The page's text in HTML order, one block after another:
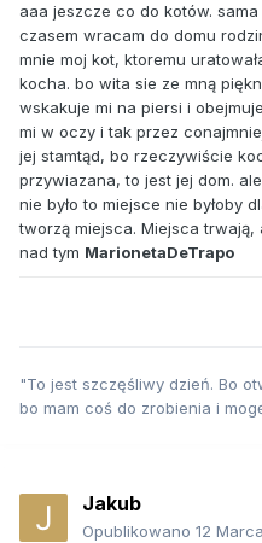
aaa jeszcze co do kotów.
czasem wracam do domu
mnie moj kot, ktoremu
kocha. bo wita sie ze mną
wskakuje mi na piersi i
mi w oczy i tak przez
jej stamtąd, bo rzeczywiście
przywiazana, to jest jej dom.
nie było to miejsce nie byłoby
tworzą miejsca. Miejsca
nad tym MarionetaDeTrapo
"To jest szczęśliwy dzień. Bo
bo mam coś do zrobienia i
Jakub
Opublikowano 12